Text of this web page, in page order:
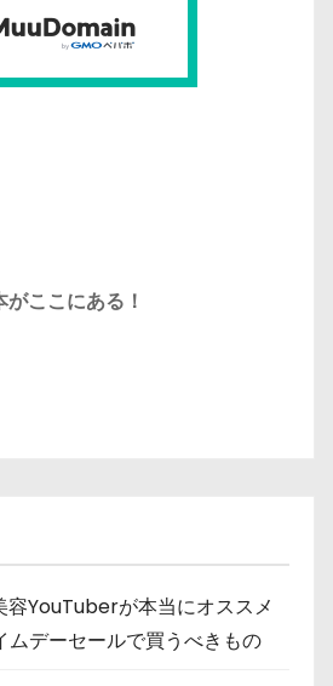
ここにある！
容YouTuberが本当にオススメ
デーセールで買うべきもの